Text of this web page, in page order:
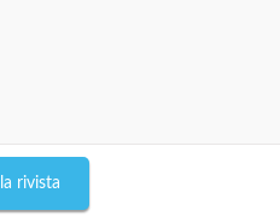
la rivista